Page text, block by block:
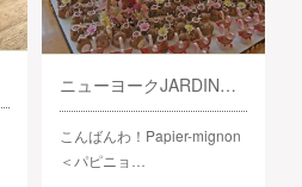
ニューヨークJARDIN展 今日から開催です！
こんばんわ！Papier-mignon
＜パピニョ…